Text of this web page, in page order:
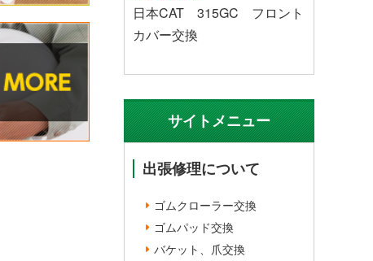
日本CAT 315GC フロント
カバー交換
サイトメニュー
出張修理について
ゴムクローラー交換
ゴムパッド交換
バケット、爪交換